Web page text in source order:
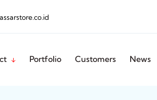
Portfolio Customers News